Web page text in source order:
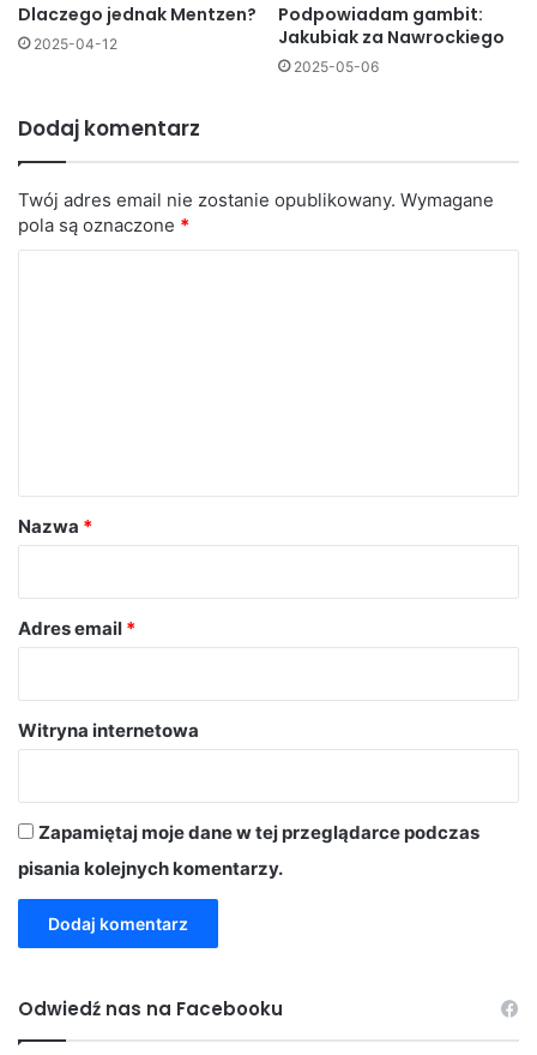
Dlaczego jednak Mentzen?
2025-04-12
Podpowiadam gambit:
Jakubiak za Nawrockiego
2025-05-06
Dodaj komentarz
Twój adres email nie zostanie opublikowany. Wymagane
pola są oznaczone *
r
Nazwa *
Adres email *
Witryna internetowa
Zapamiętaj moje dane w tej przeglądarce podczas
pisania kolejnych komentarzy.
Odwiedź nas na Facebooku